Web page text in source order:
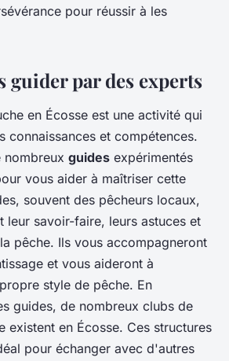
pour réussir à les
guider par des experts
en Écosse est une activité qui
connaissances et compétences.
nombreux guides expérimentés
vous aider à maîtriser cette
souvent des pêcheurs locaux,
leur savoir-faire, leurs astuces et
pêche. Ils vous accompagneront
et vous aideront à
style de pêche. En
guides, de nombreux clubs de
existent en Écosse. Ces structures
pour échanger avec d'autres